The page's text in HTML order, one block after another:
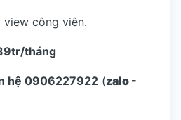
công viên.
tháng
hệ 0906227922 (zalo -